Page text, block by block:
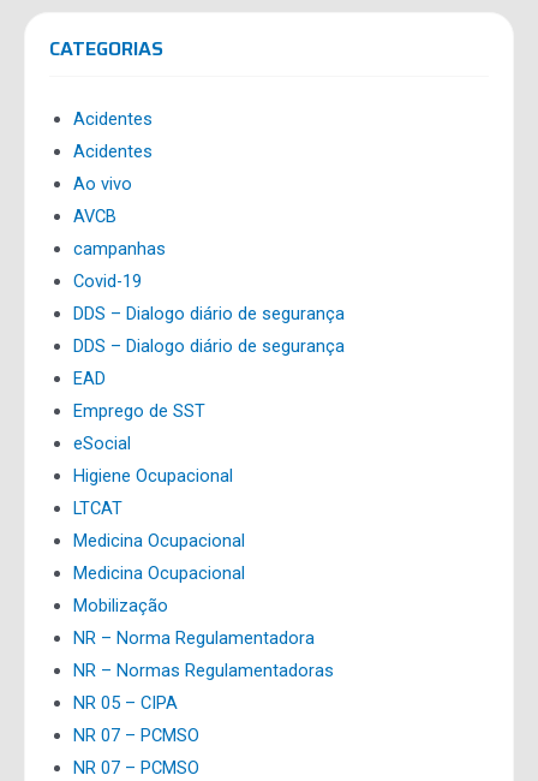
CATEGORIAS
Acidentes
Acidentes
Ao vivo
AVCB
campanhas
Covid-19
DDS – Dialogo diário de segurança
DDS – Dialogo diário de segurança
EAD
Emprego de SST
eSocial
Higiene Ocupacional
LTCAT
Medicina Ocupacional
Medicina Ocupacional
Mobilização
NR – Norma Regulamentadora
NR – Normas Regulamentadoras
NR 05 – CIPA
NR 07 – PCMSO
NR 07 – PCMSO